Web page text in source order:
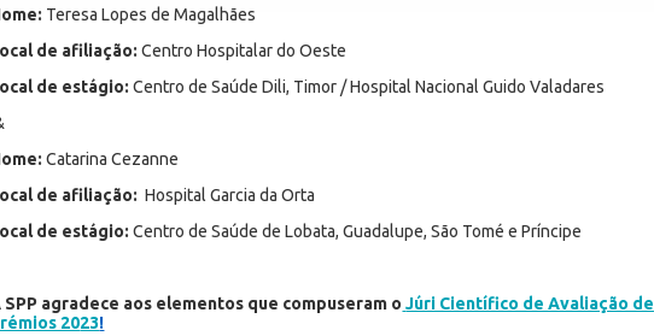
Teresa Lopes de Magalhães
de afiliação:Centro Hospitalar do Oeste
de estágio:Centro de Saúde Dili, Timor / Hospital Nacional Guido Valadares
Catarina Cezanne
de afiliação: Hospital Garcia da Orta
de estágio:Centro de Saúde de Lobata, Guadalupe, São Tomé e Príncipe
SPP agradece aos elementos que compuseram o Júri Científico de Avaliação de
2023!